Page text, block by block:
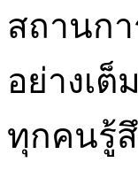
สถานก
อย่างเต็
ทุกคนรู้